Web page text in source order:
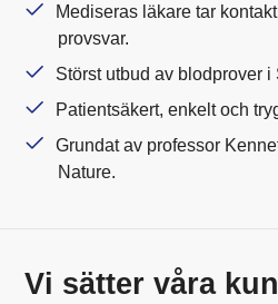
Mediseras läkare tar
provsvar.
Störst utbud av blodprover i
Patientsäkert, enkelt och
Grundat av professor
Nature.
Vi sätter våra